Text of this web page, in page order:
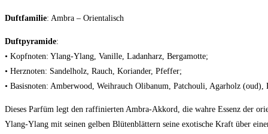
Duftfamilie: Ambra – Orientalisch
Duftpyramide:
• Kopfnoten: Ylang-Ylang, Vanille, Ladanharz, Bergamotte;
• Herznoten: Sandelholz, Rauch, Koriander, Pfeffer;
• Basisnoten: Amberwood, Weihrauch Olibanum, Patchouli, Agarholz
Dieses Parfüm legt den raffinierten Ambra-Akkord, die wahre Essenz der
Ylang-Ylang mit seinen gelben Blütenblättern seine exotische Kraft über